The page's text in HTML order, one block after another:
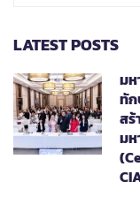
LATEST POSTS
มห
ทัก
สร้
มห